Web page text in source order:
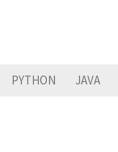
PYTHON JAVA